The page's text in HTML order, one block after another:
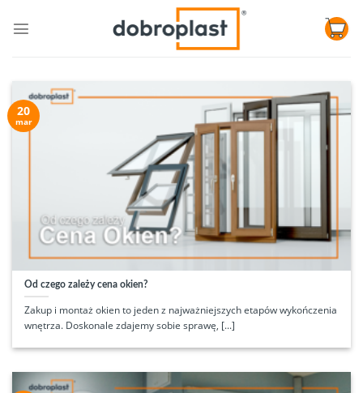
Od czego zależy cena okien?
Zakup i montaż okien to jeden z najważniejszych etapów wykończenia
wnętrza. Doskonale zdajemy sobie sprawę, [...]
20
mar